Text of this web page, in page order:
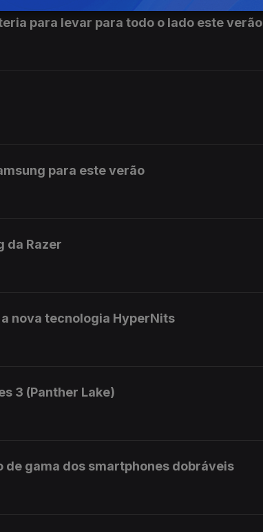
para levar para todo o lado este verão
para este verão
da Razer
nova tecnologia HyperNits
3 (Panther Lake)
de gama dos smartphones dobráveis